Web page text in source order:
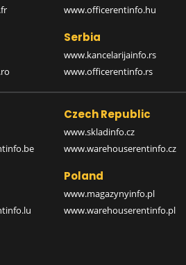
www.officerentinfo.hu
Serbia
www.kancelarijainfo.rs
www.officerentinfo.rs
Czech Republic
www.skladinfo.cz
www.warehouserentinfo.cz
Poland
www.magazynyinfo.pl
www.warehouserentinfo.pl